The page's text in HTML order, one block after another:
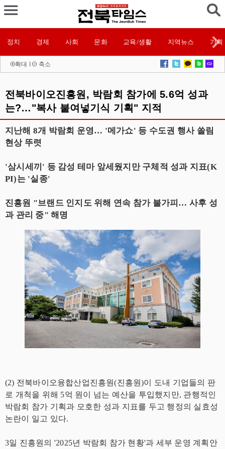
정치 경제 사회 문화 교육/생활 지역뉴스 기획
확대 l 축소
전북바이오진흥원, 박람회 참가에 5.6억 성과
는?…"복사 붙여넣기식 기획" 지적
지난해 8개 박람회 운영… '메가쇼' 등 수도권 행사 쏠림
현상 뚜렷
'삼시세끼' 등 감성 테마 앞세웠지만 구체적 성과 지표(K
PI)는 '실종'
진흥원 "브랜드 인지도 위해 연속 참가 불가피… 사후 성
과 관리 중" 해명
(2) 전북바이오융합산업진흥원(진흥원)이 도내 기업들의 판
로 개척을 위해 5억 원이 넘는 예산을 투입했지만, 관행적인
박람회 참가 기획과 모호한 성과 지표를 두고 행정의 실효성
논란이 일고 있다.
3일 진흥원의 '2025년 박람회 참가 현황'과 세부 운영 계획안